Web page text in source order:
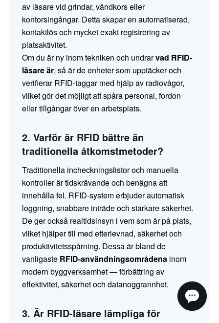
av läsare vid grindar, vändkors eller
kontorsingångar. Detta skapar en automatiserad,
kontaktlös och mycket exakt registrering av
platsaktivitet.
Om du är ny inom tekniken och undrarvad RFID-
läsare är, så är de enheter som upptäcker och
verifierar RFID-taggar med hjälp av radiovågor,
vilket gör det möjligt att spåra personal, fordon
eller tillgångar över en arbetsplats.
2. Varför är RFID bättre än
traditionella åtkomstmetoder?
Traditionella incheckningslistor och manuella
kontroller är tidskrävande och benägna att
innehålla fel. RFID-system erbjuder automatisk
loggning, snabbare inträde och starkare säkerhet.
De ger också realtidsinsyn i vem som är på plats,
vilket hjälper till med efterlevnad, säkerhet och
produktivitetsspårning. Dessa är bland de
vanligaste RFID-användningsområdena inom
modern byggverksamhet — förbättring av
effektivitet, säkerhet och datanoggrannhet.
3. Är RFID-läsare lämpliga för